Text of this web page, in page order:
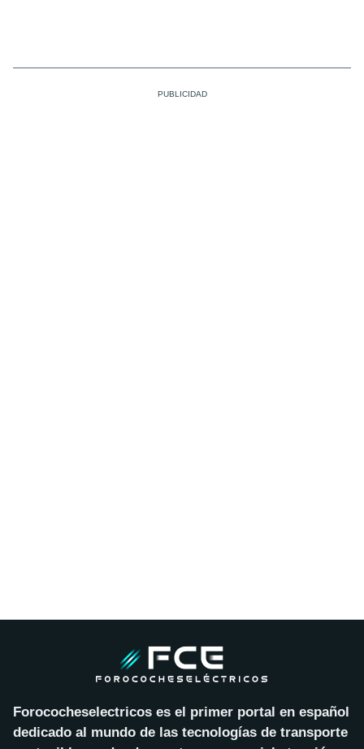
Forococheselectricos es el primer portal en español
dedicado al mundo de las tecnologías de transporte